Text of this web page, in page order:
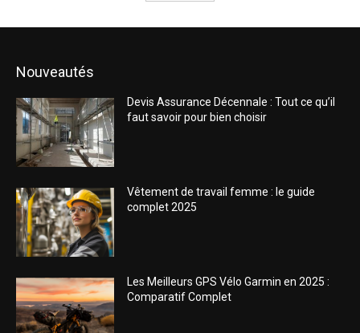
Nouveautés
Devis Assurance Décennale : Tout ce qu’il
faut savoir pour bien choisir
Vêtement de travail femme : le guide
complet 2025
Les Meilleurs GPS Vélo Garmin en 2025 :
Comparatif Complet